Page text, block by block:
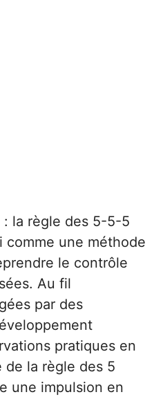
la règle des 5-5-5
comme une méthode
le contrôle
Au fil
par des
pratiques en
la règle des 5
une impulsion en